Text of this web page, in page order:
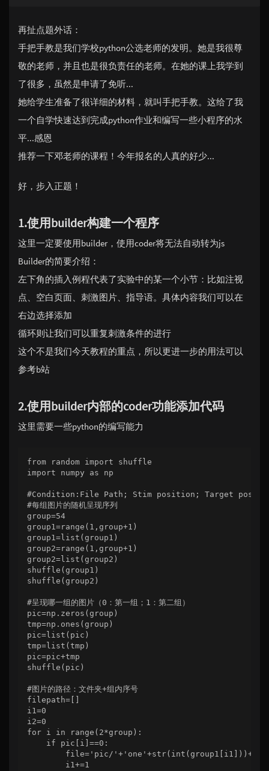
再扯点题外话：
手把手教是我们学校python公选老师的发明。她是我很尊
敬的老师，并且也是很负责任的老师。在她的课上我学到
了很多，虽然是申请了免听...
她给学生准备了很详细的材料，就叫手把手教。这给了我
一个自学快速达到完成python作业和编写一些小程序的水
平...感恩
推荐一下邓老师的课程！今年报名的人真的好少...
好，步入正题！
1.使用builder构建一个程序
这里一定要使用builder，使用coder将无法自动转为js
Builder的简要介绍：
左下角的插入例程代表了实验中的某一个小节：比如注视
点、空白页面、刺激图片、指导语。具体内容我们可以在
右边选择添加
循环则让我们可以重复刺激条件的进行
这个不是我们今天教程的重点，所以更进一步的用法可以
参考b站
2.使用builder内部的coder功能添加代码
这里需要一些python的编写能力
from random import shuffle
import numpy as np
#Condition:File Path; Stim position; Target
#每组图片的随机呈现序列
group=54
group1=range(1,group+1)
group1=list(group1)
group2=range(1,group+1)
group2=list(group2)
shuffle(group1)
shuffle(group2)
#呈现哪一组的图片（0：第一组；1：第二组）
pic=np.zeros(group)
tmp=np.ones(group)
pic=list(pic)
tmp=list(tmp)
pic=pic+tmp
shuffle(pic)
#图片的路径：文件夹+组内序号
filepath=[]
i1=0
i2=0
for i in range(2*group):
    if pic[i]==0:
file='pic/
        i1+=1